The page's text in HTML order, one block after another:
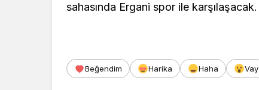
sahasında Ergani spor ile karşılaşacak.
Beğendim Harika Haha Vay